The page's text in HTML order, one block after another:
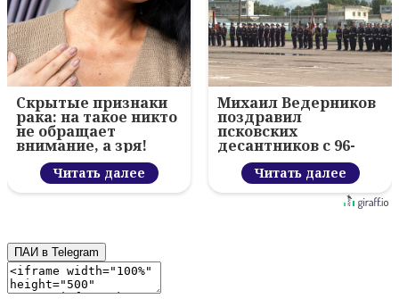
Скрытые признаки
рака: на такое никто
не обращает
внимание, а зря!
Читать далее
Михаил Ведерников
поздравил
псковских
десантников с 96-
летием ВДВ и
вручил награды
Читать далее
ПАИ в Telegram